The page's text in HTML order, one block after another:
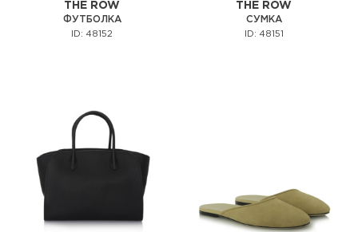
THE ROW
ФУТБОЛКА
ID: 48152
THE ROW
СУМКА
ID: 48151